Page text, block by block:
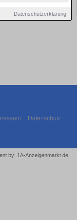
Datenschutzerklärung
Datenschutz
by: 1A-Anzeigenmarkt.de